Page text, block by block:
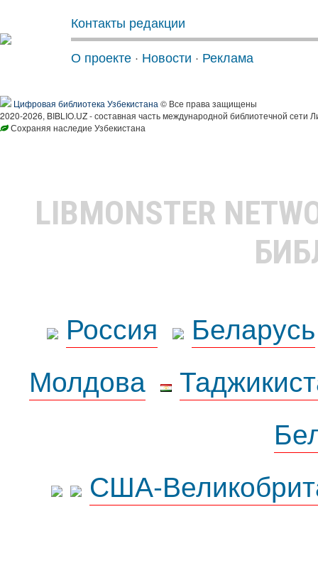
Контакты редакции
О проекте · Новости · Реклама
Цифровая библиотека Узбекистана © Все права защищены
2020-2026, BIBLIO.UZ - составная часть международной библиотечной сети
Сохраняя наследие Узбекистана
LIBMONSTER
Россия
Беларусь
Молдова
США-